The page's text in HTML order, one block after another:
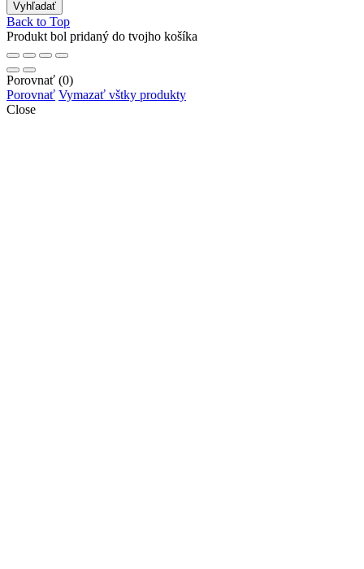
Back to Top
Produkt bol pridaný do tvojho košíka
Porovnať (0)
Porovnať Vymazať vštky produkty
Close